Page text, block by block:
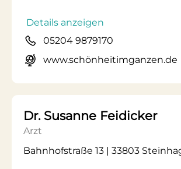
Details anzeigen
05204 9879170
www.schönheitimganzen.de
Dr. Susanne Feidicker
Arzt
Bahnhofstraße 13 | 33803